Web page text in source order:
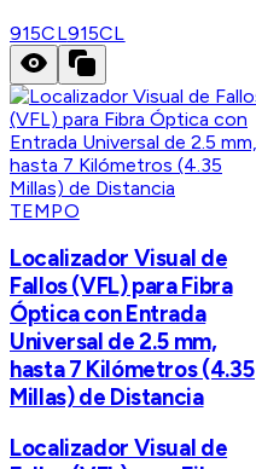
915CL915CL
TEMPO
Localizador Visual de
Fallos (VFL) para Fibra
Óptica con Entrada
Universal de 2.5 mm,
hasta 7 Kilómetros (4.35
Millas) de Distancia
Localizador Visual de